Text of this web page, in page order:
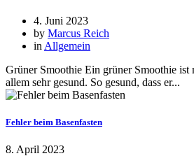
4. Juni 2023
by Marcus Reich
in Allgemein
Grüner Smoothie Ein grüner Smoothie ist
allem sehr gesund. So gesund, dass er...
Fehler beim Basenfasten
8. April 2023